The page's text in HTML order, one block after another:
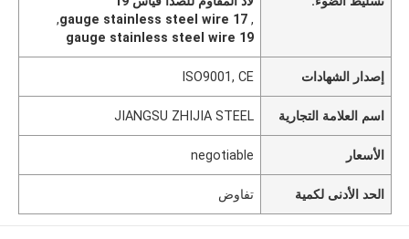
,
17 gauge stainless steel wire
,
19 gauge stainless steel wire
إصدار الشهادات ISO9001, CE
اسم العلامة التجارية JIANGSU ZHIJIA STEEL
الأسعار negotiable
الحد الأدنى لكمية تفاوض